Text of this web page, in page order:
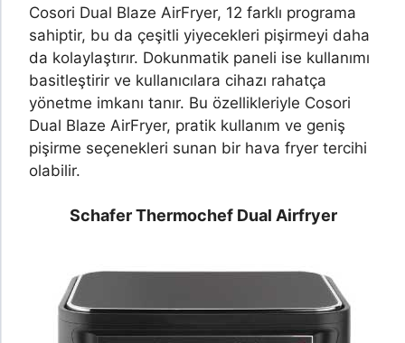
Cosori Dual Blaze AirFryer, 12 farklı programa
sahiptir, bu da çeşitli yiyecekleri pişirmeyi daha
da kolaylaştırır. Dokunmatik paneli ise kullanımı
basitleştirir ve kullanıcılara cihazı rahatça
yönetme imkanı tanır. Bu özellikleriyle Cosori
Dual Blaze AirFryer, pratik kullanım ve geniş
pişirme seçenekleri sunan bir hava fryer tercihi
olabilir.
Schafer Thermochef Dual Airfryer